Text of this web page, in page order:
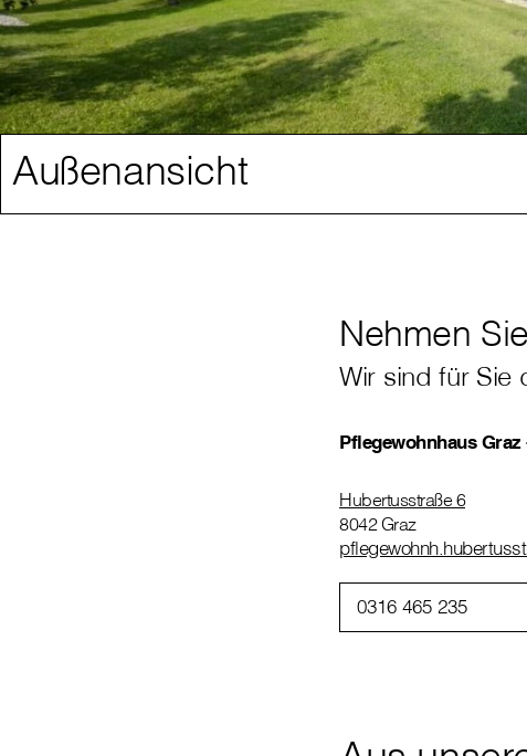
Außenansicht
Nehmen
Wir sind für Sie
Pflegewohnhaus Graz
Hubertusstraße 6
8042 Graz
0316 465 235